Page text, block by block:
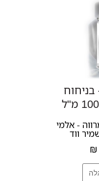
בניחוח
- אלמי
ווד